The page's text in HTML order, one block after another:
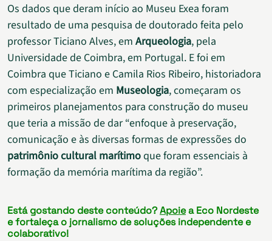
Os dados que deram início ao Museu Exea foram
resultado de uma pesquisa de doutorado feita pelo
professor Ticiano Alves, em Arqueologia, pela
Universidade de Coimbra, em Portugal. E foi em
Coimbra que Ticiano e Camila Rios Ribeiro, historiadora
com especialização em Museologia, começaram os
primeiros planejamentos para construção do museu
que teria a missão de dar “enfoque à preservação,
comunicação e às diversas formas de expressões do
patrimônio cultural marítimoque foram essenciais à
formação da memória marítima da região”.
Está gostando deste conteúdo?Apoiea Eco Nordeste
e fortaleça o jornalismo de soluções independente e
colaborativo!